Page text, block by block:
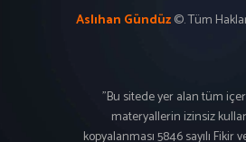
Aslıhan Gündüz©. Tüm
"Bu sitede yer alan tüm
materyallerin izinsiz
kopyalanması 5846 sayılı Fikir